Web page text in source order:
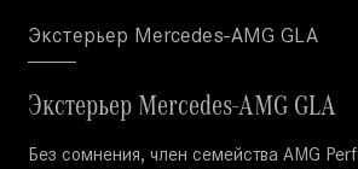
Экстерьер Mercedes-AMG GLA
Экстерьер Mercedes-AMG GLA
Без сомнения, член семейства AMG